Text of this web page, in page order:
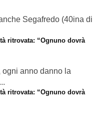
Segafredo (40ina di
ritrovata: “Ognuno dovrà
anno danno la
ritrovata: “Ognuno dovrà